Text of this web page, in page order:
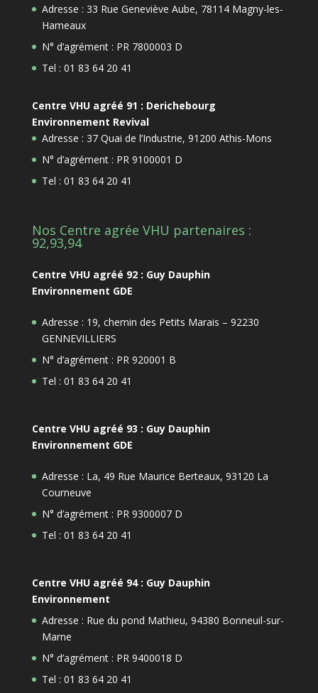
Adresse : 33 Rue Geneviève Aube, 78114 Magny-les-
Hameaux
N° d’agrément : PR 7800003 D
Tel : 01 83 64 20 41
Centre VHU agréé 91 : Derichebourg
Environnement Revival
Adresse : 37 Quai de l’Industrie, 91200 Athis-Mons
N° d’agrément : PR 9100001 D
Tel : 01 83 64 20 41
Nos Centre agrée VHU partenaires :
92,93,94
Centre VHU agréé 92 : Guy Dauphin
Environnement GDE
Adresse : 19, chemin des Petits Marais – 92230
GENNEVILLIERS
N° d’agrément : PR 920001 B
Tel : 01 83 64 20 41
Centre VHU agréé 93 : Guy Dauphin
Environnement GDE
Adresse : La, 49 Rue Maurice Berteaux, 93120 La
Courneuve
N° d’agrément : PR 9300007 D
Tel : 01 83 64 20 41
Centre VHU agréé 94 : Guy Dauphin
Environnement
Adresse : Rue du pond Mathieu, 94380 Bonneuil-sur-
Marne
N° d’agrément : PR 9400018 D
Tel : 01 83 64 20 41